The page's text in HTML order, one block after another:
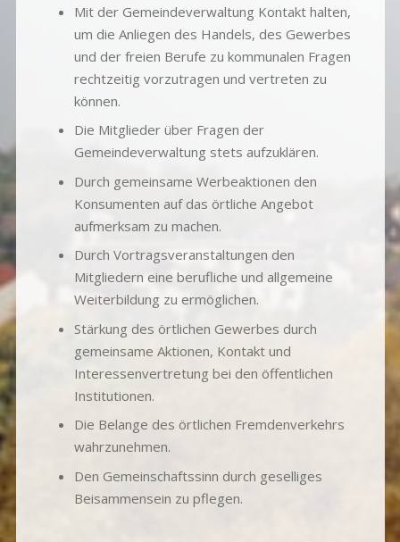
Mit der Gemeindeverwaltung Kontakt halten,
um die Anliegen des Handels, des Gewerbes
und der freien Berufe zu kommunalen Fragen
rechtzeitig vorzutragen und vertreten zu
können.
Die Mitglieder über Fragen der
Gemeindeverwaltung stets aufzuklären.
Durch gemeinsame Werbeaktionen den
Konsumenten auf das örtliche Angebot
aufmerksam zu machen.
Durch Vortragsveranstaltungen den
Mitgliedern eine berufliche und allgemeine
Weiterbildung zu ermöglichen.
Stärkung des örtlichen Gewerbes durch
gemeinsame Aktionen, Kontakt und
Interessenvertretung bei den öffentlichen
Institutionen.
Die Belange des örtlichen Fremdenverkehrs
wahrzunehmen.
Den Gemeinschaftssinn durch geselliges
Beisammensein zu pflegen.